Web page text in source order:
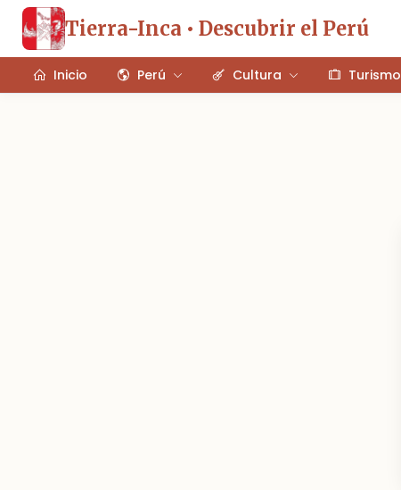
Tierra-Inca • Descubrir el Perú
Inicio Perú Cultura Turismo